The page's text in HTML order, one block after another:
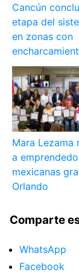
Cancún
etapa del
en zonas con
Mara Lezama
a
mexicanas
Orlando
Comparte
WhatsApp
Facebook